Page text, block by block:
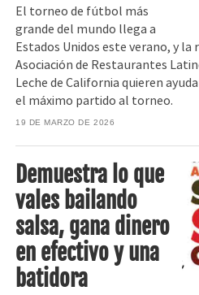
El torneo de fútbol más
grande del mundo llega a
Estados Unidos este verano, y
Asociación de Restaurantes
Leche de California quieren
el máximo partido al torneo.
19 DE MARZO DE 2026
Demuestra lo que
vales bailando
salsa, gana dinero
en efectivo y una
batidora